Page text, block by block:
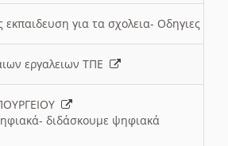
για τα σχολεια- Οδηγιες
εργαλειων ΤΠΕ
διδάσκουμε ψηφιακά